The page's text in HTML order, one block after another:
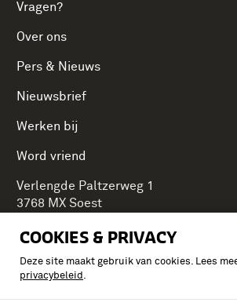
COOKIES & PRIVACY
Deze site maakt gebruik van cookies. Lees
privacybeleid .
Vragen?
Over ons
Pers & Nieuws
Nieuwsbrief
Werken bij
Word vriend
Verlengde Paltzerweg 1
3768 MX Soest
Onderdeel van Stichting Koninklijke